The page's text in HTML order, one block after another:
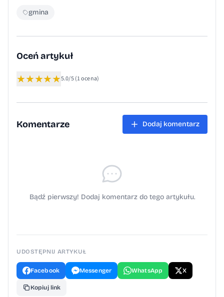
gmina
Oceń artykuł
★★★★★5.0/5(1 ocena)
Komentarze Dodaj komentarz
Bądź pierwszy! Dodaj komentarz do tego artykułu.
UDOSTĘPNIJ ARTYKUŁ
Facebook Messenger WhatsApp X
Kopiuj link